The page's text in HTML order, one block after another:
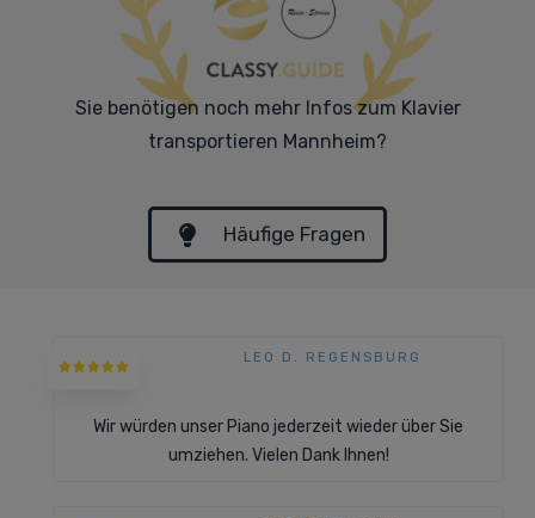
Sie benötigen noch mehr Infos zum Klavier
transportieren Mannheim?
Häufige Fragen
LEO D. REGENSBURG
Wir würden unser Piano jederzeit wieder über Sie
umziehen. Vielen Dank Ihnen!